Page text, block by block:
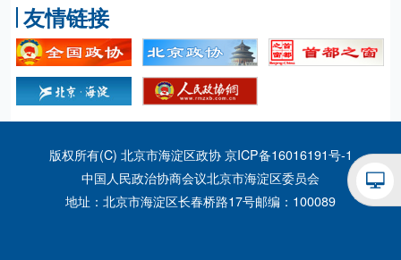
友情链接
版权所有(C) 北京市海淀区政协 京ICP备16016191号-1
中国人民政治协商会议北京市海淀区委员会
地址：北京市海淀区长春桥路17号邮编：100089